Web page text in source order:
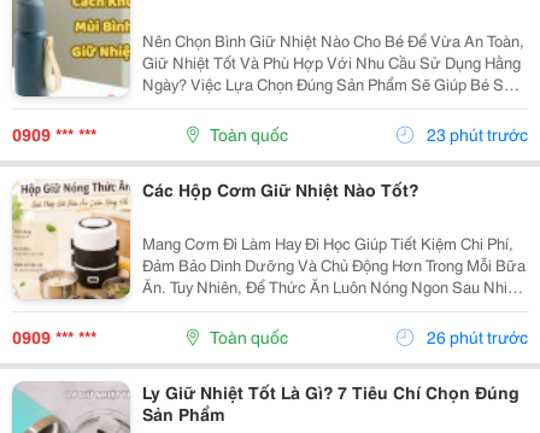
Nên Chọn Bình Giữ Nhiệt Nào Cho Bé Để Vừa An Toàn,
Giữ Nhiệt Tốt Và Phù Hợp Với Nhu Cầu Sử Dụng Hằng
Ngày? Việc Lựa Chọn Đúng Sản Phẩm Sẽ Giúp Bé Sử
Dụng Thuận Tiện Hơn Và Cha Mẹ Cũng Yên Tâm Hơn.
Cùng Khám Phá 7 Tiêu Chí Quan Trọng Ngay Dưới Đây
0909 *** *** Toàn quốc 23 phút trước
Các Hộp Cơm Giữ Nhiệt Nào Tốt?
Mang Cơm Đi Làm Hay Đi Học Giúp Tiết Kiệm Chi Phí,
Đảm Bảo Dinh Dưỡng Và Chủ Động Hơn Trong Mỗi Bữa
Ăn. Tuy Nhiên, Để Thức Ăn Luôn Nóng Ngon Sau Nhiều
Giờ, Việc Lựa Chọn Một Chiếc Hộp Cơm Giữ Nhiệt Nào
Tốt Là Điều Rất Quan Trọng. Bài Viết Dưới Đây Sẽ...
0909 *** *** Toàn quốc 26 phút trước
Ly Giữ Nhiệt Tốt Là Gì? 7 Tiêu Chí Chọn Đúng
Sản Phẩm